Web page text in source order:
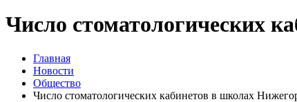
Число стоматологических
Главная
Новости
Общество
Число стоматологических кабинетов в школах